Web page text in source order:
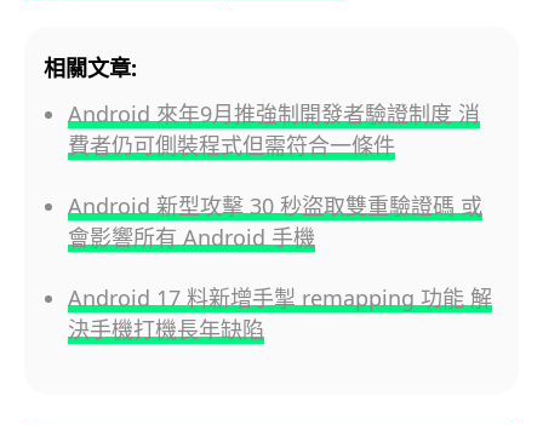
相關文章:
Android 來年9月推強制開發者驗證制度 消
費者仍可側裝程式但需符合一條件
Android 新型攻擊 30 秒盜取雙重驗證碼 或
會影響所有 Android 手機
Android 17 料新增手掣 remapping 功能 解
決手機打機長年缺陷